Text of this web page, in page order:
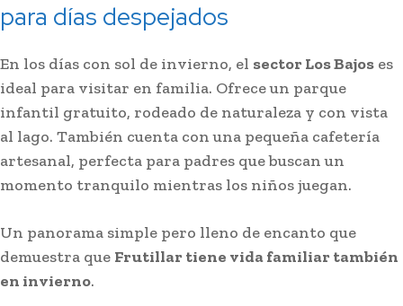
para días despejados
En los días con sol de invierno, el sector Los Bajos es
ideal para visitar en familia. Ofrece un parque
infantil gratuito, rodeado de naturaleza y con vista
al lago. También cuenta con una pequeña cafetería
artesanal, perfecta para padres que buscan un
momento tranquilo mientras los niños juegan.
Un panorama simple pero lleno de encanto que
demuestra que Frutillar tiene vida familiar también
en invierno.